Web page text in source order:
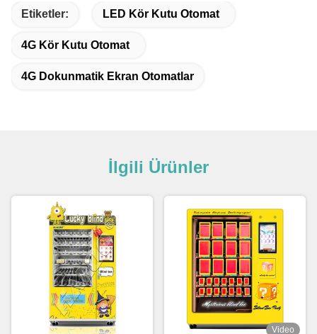
Etiketler: LED Kör Kutu Otomat
4G Kör Kutu Otomat
4G Dokunmatik Ekran Otomatlar
İlgili Ürünler
Video